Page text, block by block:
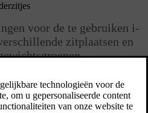
voor de te gebruiken i-
zitplaatsen en
conform UN Reg R129.